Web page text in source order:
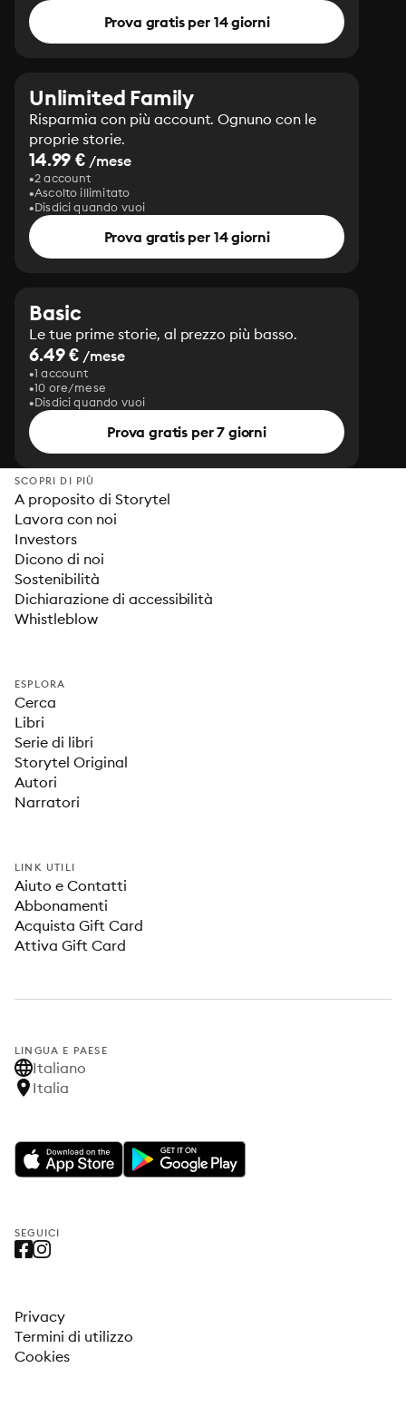
Prova gratis per 14 giorni
Unlimited Family
Risparmia con più account. Ognuno con le
proprie storie.
14.99 € /mese
2 account
Ascolto illimitato
Disdici quando vuoi
Prova gratis per 14 giorni
Basic
Le tue prime storie, al prezzo più basso.
6.49 € /mese
1 account
10 ore/mese
Disdici quando vuoi
Prova gratis per 7 giorni
SCOPRI DI PIÙ
A proposito di Storytel
Lavora con noi
Investors
Dicono di noi
Sostenibilità
Dichiarazione di accessibilità
Whistleblow
ESPLORA
Cerca
Libri
Serie di libri
Storytel Original
Autori
Narratori
LINK UTILI
Aiuto e Contatti
Abbonamenti
Acquista Gift Card
Attiva Gift Card
LINGUA E PAESE
Italiano
Italia
SEGUICI
Privacy
Termini di utilizzo
Cookies